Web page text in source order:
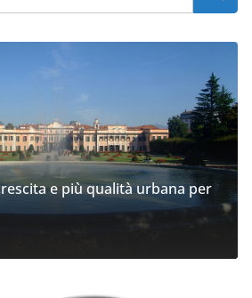
e più qualità urbana per